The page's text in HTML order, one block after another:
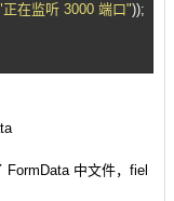
正在监听 3000 端口"));
中文件，fiel